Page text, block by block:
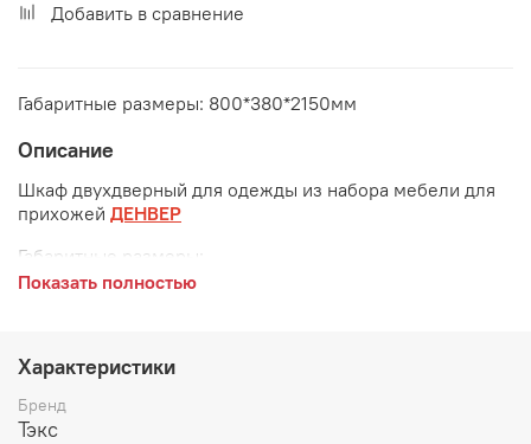
Добавить в сравнение
Габаритные размеры: 800*380*2150мм
Описание
Шкаф двухдверный для одежды из набора мебели для
прихожей ДЕНВЕР
Габаритные размеры:
высота 2150 мм
Показать полностью
Характеристики
Бренд
Тэкс